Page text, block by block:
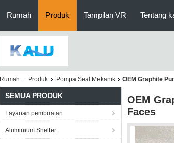
Rumah Produk Tampilan VR Tentang
Rumah Produk Pompa Seal Mekanik OEM Graphite
SEMUA PRODUK
Layanan pembuatan
Aluminium Shelter
OEM
Faces